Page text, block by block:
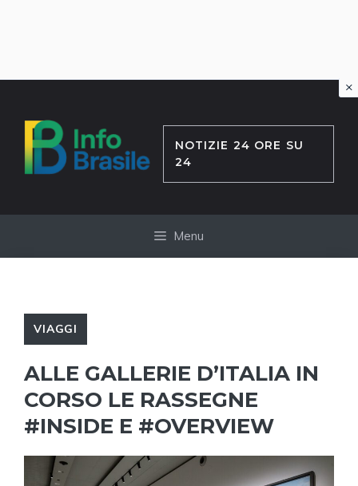
contenuto
NOTIZIE 24 ORE SU
24
Menu
VIAGGI
ALLE GALLERIE D’ITALIA IN
CORSO LE RASSEGNE
#INSIDE E #OVERVIEW
×